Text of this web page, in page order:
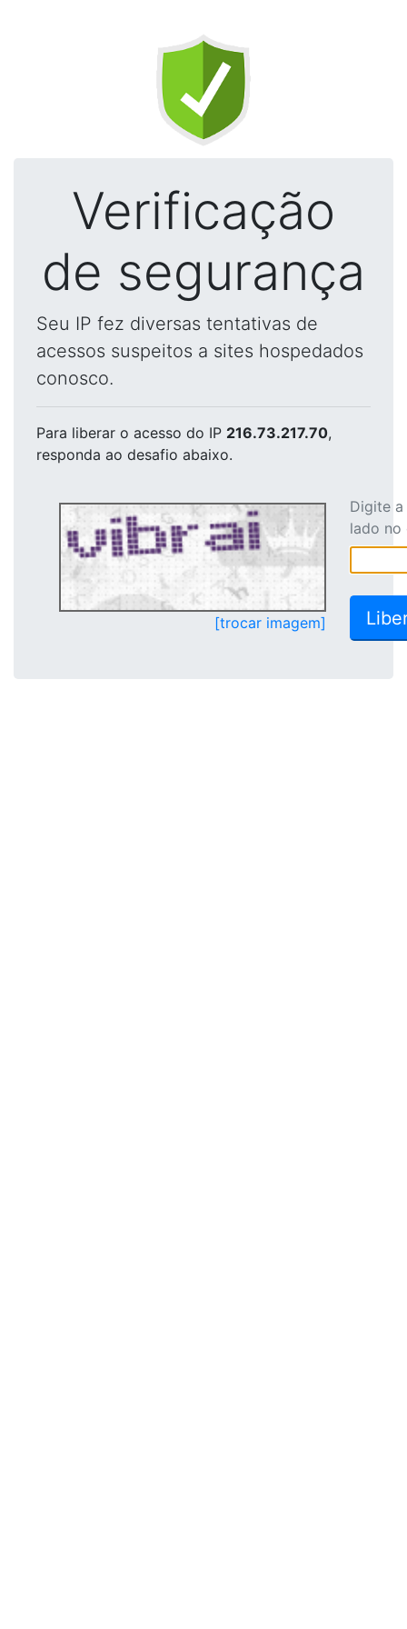
Verificação
de segurança
Seu IP fez diversas tentativas de
acessos suspeitos a sites hospedados
conosco.
Para liberar o acesso do IP 216.73.217.70,
responda ao desafio abaixo.
[trocar imagem]
Digite
lado no